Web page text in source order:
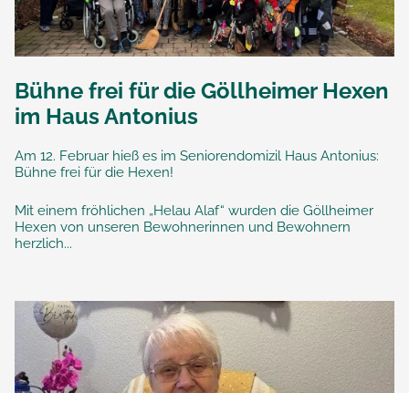
Bühne frei für die Göllheimer Hexen
im Haus Antonius
Am 12. Februar hieß es im Seniorendomizil Haus Antonius:
Bühne frei für die Hexen!
Mit einem fröhlichen „Helau Alaf“ wurden die Göllheimer
Hexen von unseren Bewohnerinnen und Bewohnern
herzlich...